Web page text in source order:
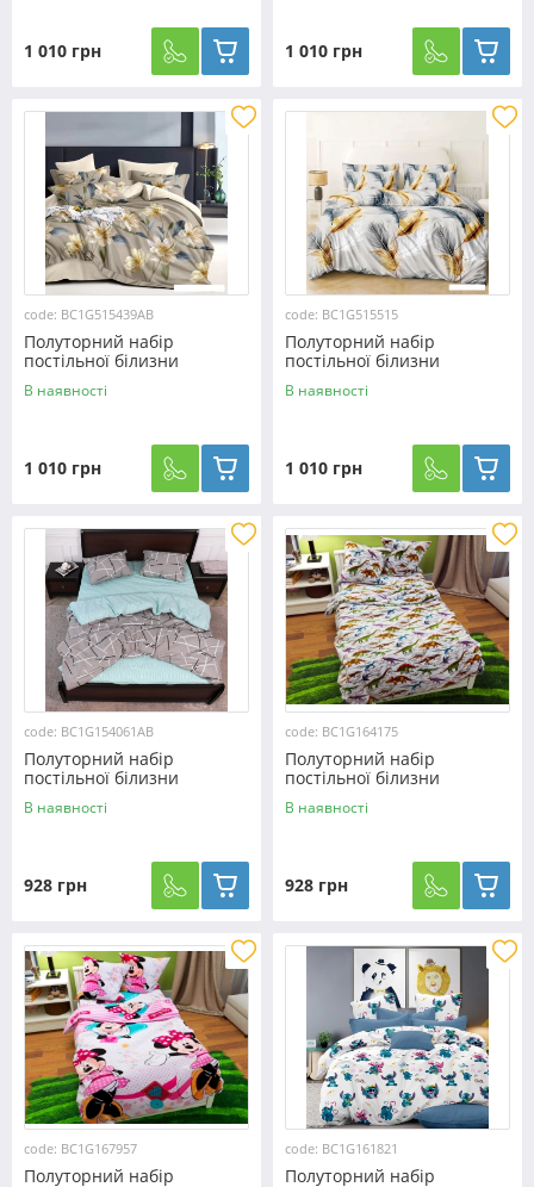
1 010 грн 1 010 грн
code: BC1G515439AB
Полуторний набір
постільної білизни
150*220 із Бязі "Gold"
№515439AB Черешенька™
В наявності
1 010 грн
code: BC1G515515
Полуторний набір
постільної білизни
150*220 із Бязі "Gold"
№515515 Черешенька™
В наявності
1 010 грн
code: BC1G154061AB
Полуторний набір
постільної білизни
150*220 із Бязі "Gold"
№154061AB Черешенька™
В наявності
928 грн
code: BC1G164175
Полуторний набір
постільної білизни
150*220 із Бязі "Gold"
№164175 Черешенька™
В наявності
928 грн
code: BC1G167957
Полуторний набір
code: BC1G161821
Полуторний набір